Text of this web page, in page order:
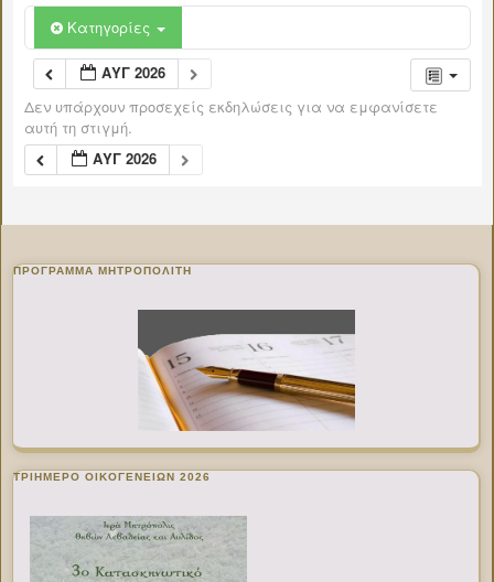
Κατηγορίες
ΑΥΓ 2026
Δεν υπάρχουν προσεχείς εκδηλώσεις για να εμφανίσετε
αυτή τη στιγμή.
ΑΥΓ 2026
ΠΡΌΓΡΑΜΜΑ ΜΗΤΡΟΠΟΛΊΤΗ
ΤΡΙΗΜΕΡΟ ΟΙΚΟΓΕΝΕΙΩΝ 2026